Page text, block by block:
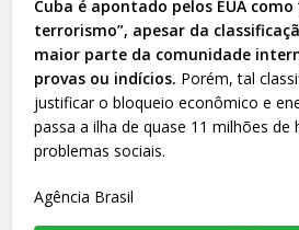
Cuba é apontado pelos EUA
terrorismo”, apesar da
maior parte da comunidade
provas ou indícios. Porém, tal
justificar o bloqueio econômico e
passa a ilha de quase 11 milhões de
problemas sociais.
Agência Brasil